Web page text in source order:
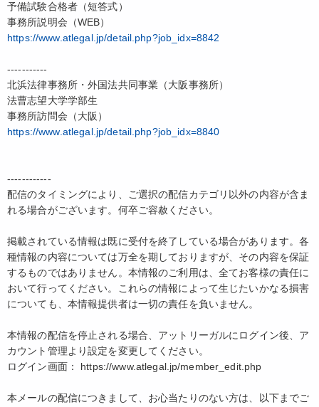
予備試験合格者（短答式）
事務所説明会（WEB）
https://www.atlegal.jp/detail.php?job_idx=8842
-----------
北浜法律事務所・外国法共同事業（大阪事務所）
法曹志望大学学部生
事務所訪問会（大阪）
https://www.atlegal.jp/detail.php?job_idx=8840
------------
配信のタイミングにより、ご選択の配信カテゴリ以外の内容が含ま
れる場合がございます。何卒ご容赦ください。
掲載されている情報は既に受付を終了している場合があります。各
種情報の内容については万全を期しておりますが、その内容を保証
するものではありません。本情報のご利用は、全てお客様の責任に
おいて行ってください。これらの情報によって生じたいかなる損害
についても、本情報提供者は一切の責任を負いません。
本情報の配信を停止される場合、アットリーガルにログイン後、ア
カウント管理より設定を変更してください。
ログイン画面： https://www.atlegal.jp/member_edit.php
本メールの配信につきまして、お心当たりのない方は、以下までご